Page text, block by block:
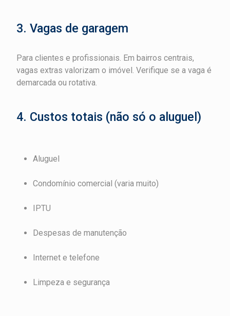
3. Vagas de garagem
Para clientes e profissionais. Em bairros centrais,
vagas extras valorizam o imóvel. Verifique se a vaga é
demarcada ou rotativa.
4. Custos totais (não só o aluguel)
Aluguel
Condomínio comercial (varia muito)
IPTU
Despesas de manutenção
Internet e telefone
Limpeza e segurança